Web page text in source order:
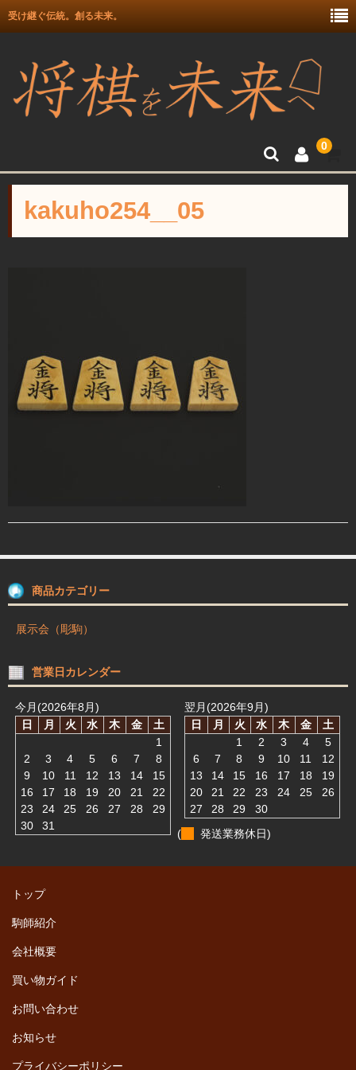
受け継ぐ伝統。創る未来。
0
駒箱 駒台 布盤
駒師紹介
kakuho254__05
商品カテゴリー
展示会（彫駒）
営業日カレンダー
今月(2026年8月)
日
月 火 水 木 金
土
1
2
3 4 5 6 7
8
9
10 11 12 13 14
15
16
17 18 19 20 21
22
23
24 25 26 27 28
29
30
31
翌月(2026年9月)
日
月 火 水 木 金
土
1
2 3 4
5
6
7 8 9 10 11
12
13
14 15 16 17 18
19
20
21 22 23 24 25
26
27
28 29
30
(
発送業務休日)
トップ
駒師紹介
会社概要
買い物ガイド
お問い合わせ
お知らせ
プライバシーポリシー